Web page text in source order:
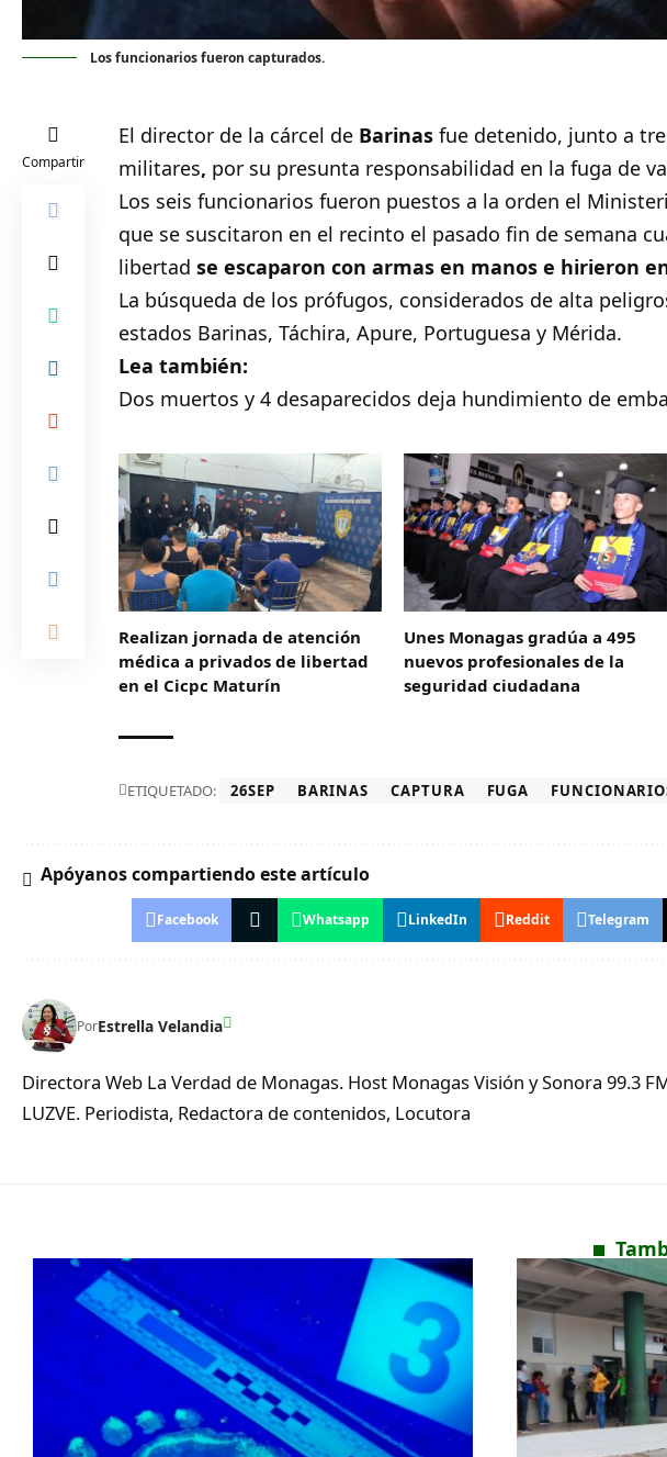
Los funcionarios fueron capturados.
Compartir
El director de la cárcel de Barinas fue detenido, junto a
militares, por su presunta responsabilidad en la fuga de
Los seis funcionarios fueron puestos a la orden el
que se suscitaron en el recinto el pasado fin de semana
libertadse escaparon con armas en manos e hirieron
La búsqueda de los prófugos, considerados de alta
estados Barinas, Táchira, Apure, Portuguesa y Mérida.
Lea también:
Dos muertos y 4 desaparecidos deja hundimiento de
Realizan jornada de atención
médica a privados de libertad
en el Cicpc Maturín
Unes Monagas gradúa a 495
nuevos profesionales de la
seguridad ciudadana
ETIQUETADO: 26SEP BARINAS CAPTURA FUGA
Apóyanos compartiendo este artículo
Facebook Whatsapp LinkedIn Reddit Telegram
PorEstrella Velandia
Directora Web La Verdad de Monagas. Host Monagas Visión y Sonora 99.3
LUZVE. Periodista, Redactora de contenidos, Locutora